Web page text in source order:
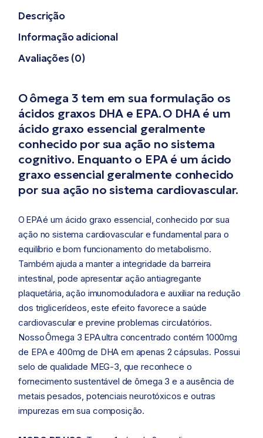
Descrição
Informação adicional
Avaliações (0)
O ômega 3 tem em sua formulação os
ácidos graxos DHA e EPA. O DHA é um
ácido graxo essencial geralmente
conhecido por sua ação no sistema
cognitivo. Enquanto o EPA é um ácido
graxo essencial geralmente conhecido
por sua ação no sistema cardiovascular.
O EPAé um ácido graxo essencial, conhecido por sua
ação no sistema cardiovascular e fundamental para o
equilíbrio e bom funcionamento do metabolismo.
Também ajuda a manter a integridade da barreira
intestinal, pode apresentar ação antiagregante
plaquetária, ação imunomoduladora e auxiliar na redução
dos triglicerídeos, este efeito favorece a saúde
cardiovascular e previne problemas circulatórios.
NossoÔmega 3 EPAultra concentrado contém 1000mg
de EPA e 400mg de DHA em apenas 2 cápsulas. Possui
selo de qualidade MEG-3, que reconhece o
fornecimento sustentável de ômega 3 e a ausência de
metais pesados, potenciais neurotóxicos e outras
impurezas em sua composição.